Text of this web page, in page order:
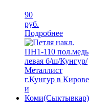
90
руб.
Подробнее